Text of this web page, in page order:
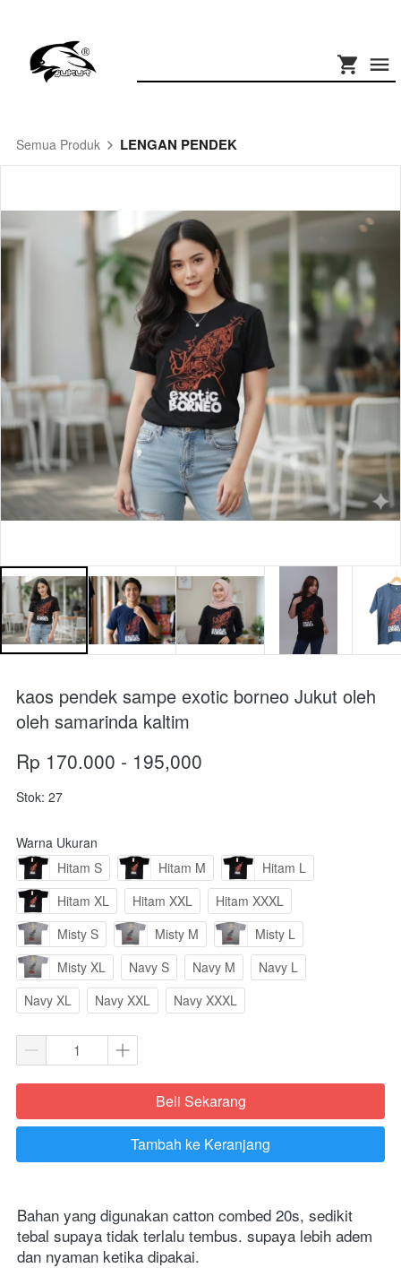
Semua Produk LENGAN PENDEK
kaos pendek sampe exotic borneo Jukut oleh
oleh samarinda kaltim
Rp 170.000 - 195,000
Stok: 27
Warna Ukuran
Hitam S
Hitam M
Hitam L
Hitam XL
Hitam XXL
Hitam XXXL
Misty S
Misty M
Misty L
Misty XL
Navy S Navy M
Navy L
Navy XL
Navy XXL Navy XXXL
`Beli Sekarang
`
Tambah ke Keranjang
Bahan yang digunakan catton combed 20s, sedikit
tebal supaya tidak terlalu tembus. supaya lebih adem
dan nyaman ketika dipakai.